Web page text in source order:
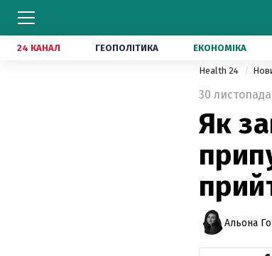
24 КАНАЛ ГЕОПОЛІТИКА ЕКОНОМІКА
Health 24
30
Як
Альона